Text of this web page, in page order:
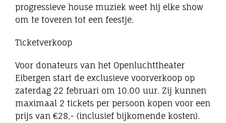
progressieve house muziek weet hij elke show
om te toveren tot een feestje.
Ticketverkoop
Voor donateurs van het Openluchttheater
Eibergen start de exclusieve voorverkoop op
zaterdag 22 februari om 10.00 uur. Zij kunnen
maximaal 2 tickets per persoon kopen voor een
prijs van €28,- (inclusief bijkomende kosten).